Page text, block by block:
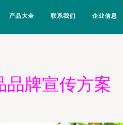
产品大全 联系我们 企业信息
品牌宣传方案